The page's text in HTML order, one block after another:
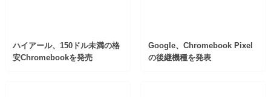
ハイアール、150ドル未満の格
安Chromebookを発売
Google、Chromebook Pixel
の後継機種を発表